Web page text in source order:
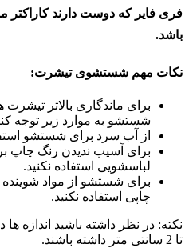
فری فایر که دوست دارند کاراکتر
باشد.
نکات مهم شستشوی تیشرت:
برای ماندگاری بالاتر
شستشو به موارد زیر توجه
از آب سرد برای شستشو
برای آسیب ندیدن رنگ چاپ
لباسشویی استفاده نکنید.
برای شستشو از مواد
چاپی استفاده نکنید.
نکته: در نظر داشته باشید اندازه
تا 2 سانتی متر داشته باشند.